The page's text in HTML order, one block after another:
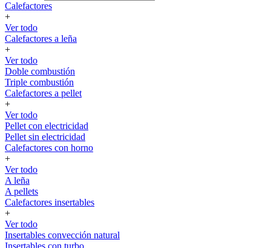
Calefactores
+
Ver todo
Calefactores a leña
+
Ver todo
Doble combustión
Triple combustión
Calefactores a pellet
+
Ver todo
Pellet con electricidad
Pellet sin electricidad
Calefactores con horno
+
Ver todo
A leña
A pellets
Calefactores insertables
+
Ver todo
Insertables convección natural
Insertables con turbo